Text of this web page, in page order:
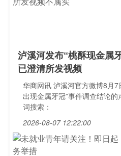
泸溪河发布“桃酥现金属
已澄清所发视频
华商网讯 泸溪河官方微博8月
出现金属牙冠”事件调查结论
词搜索：
2026-08-07 12:22:00